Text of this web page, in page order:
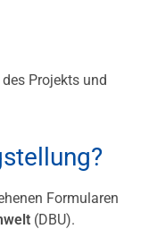
Projekts und
Formularen
(DBU).